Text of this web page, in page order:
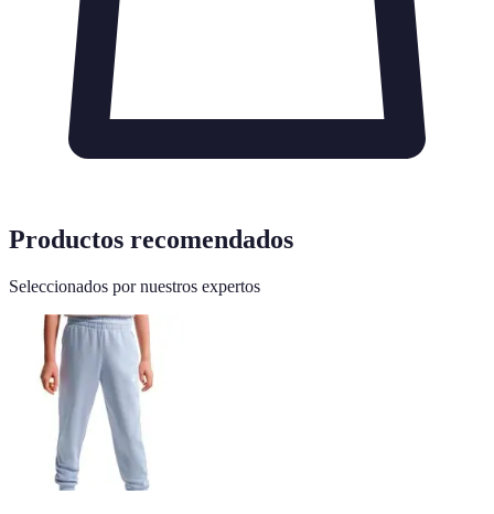
Productos recomendados
Seleccionados por nuestros expertos